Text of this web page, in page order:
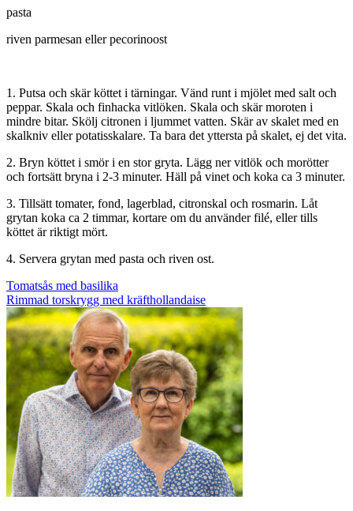
pasta
riven parmesan eller pecorinoost
1. Putsa och skär köttet i tärningar. Vänd runt i mjölet med salt och
peppar. Skala och finhacka vitlöken. Skala och skär moroten i
mindre bitar. Skölj citronen i ljummet vatten. Skär av skalet med en
skalkniv eller potatisskalare. Ta bara det yttersta på skalet, ej det vita.
2. Bryn köttet i smör i en stor gryta. Lägg ner vitlök och morötter
och fortsätt bryna i 2-3 minuter. Häll på vinet och koka ca 3 minuter.
3. Tillsätt tomater, fond, lagerblad, citronskal och rosmarin. Låt
grytan koka ca 2 timmar, kortare om du använder filé, eller tills
köttet är riktigt mört.
4. Servera grytan med pasta och riven ost.
Inläggsnavigering
Tomatsås med basilika
Rimmad torskrygg med kräfthollandaise